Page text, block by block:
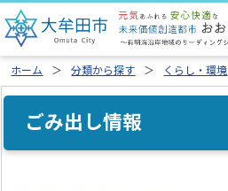
ホーム 分類から探す くらし・環境
ごみ出し情報